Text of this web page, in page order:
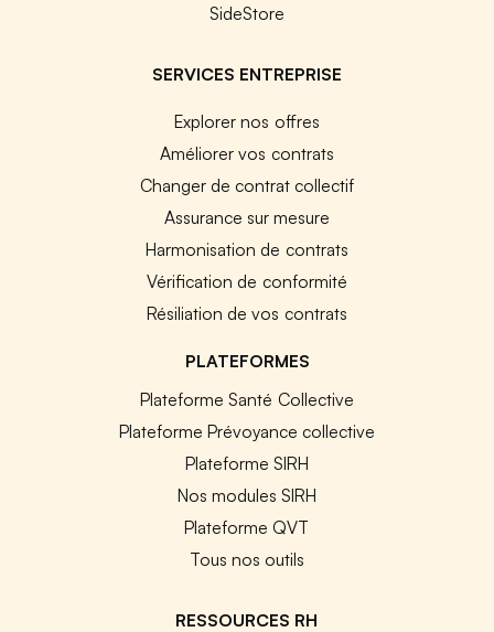
SideStore
SERVICES ENTREPRISE
Explorer nos offres
Améliorer vos contrats
Changer de contrat collectif
Assurance sur mesure
Harmonisation de contrats
Vérification de conformité
Résiliation de vos contrats
PLATEFORMES
Plateforme Santé Collective
Plateforme Prévoyance collective
Plateforme SIRH
Nos modules SIRH
Plateforme QVT
Tous nos outils
RESSOURCES RH